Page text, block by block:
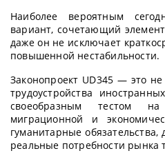
Наиболее вероятным
вариант, сочетающий
даже он не исключает
повышенной нестабильности.
Законопроект UD345 — это
трудоустройства
своеобразным тестом на
миграционной и
гуманитарные
реальные потребности рынка